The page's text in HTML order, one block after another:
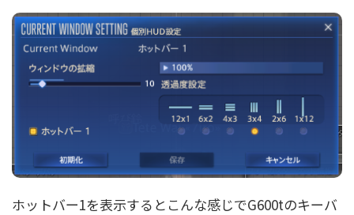
ホットバー1を表示するとこんな感じでG600tのキーバ